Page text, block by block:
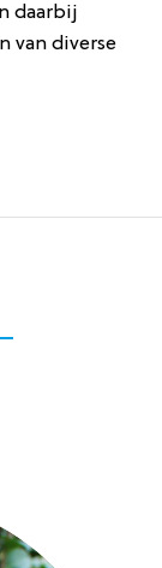
daarbij
van diverse